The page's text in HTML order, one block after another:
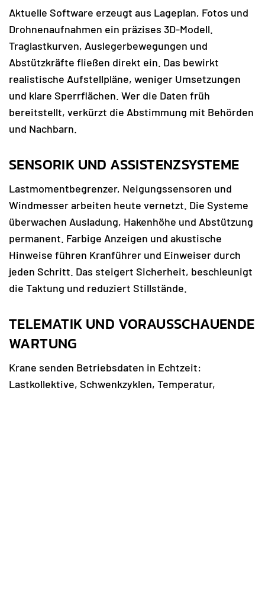
Aktuelle Software erzeugt aus Lageplan, Fotos und
Drohnenaufnahmen ein präzises 3D-Modell.
Traglastkurven, Auslegerbewegungen und
Abstützkräfte fließen direkt ein. Das bewirkt
realistische Aufstellpläne, weniger Umsetzungen
und klare Sperrflächen. Wer die Daten früh
bereitstellt, verkürzt die Abstimmung mit Behörden
und Nachbarn.
SENSORIK UND ASSISTENZSYSTEME
Lastmomentbegrenzer, Neigungssensoren und
Windmesser arbeiten heute vernetzt. Die Systeme
überwachen Ausladung, Hakenhöhe und Abstützung
permanent. Farbige Anzeigen und akustische
Hinweise führen Kranführer und Einweiser durch
jeden Schritt. Das steigert Sicherheit, beschleunigt
die Taktung und reduziert Stillstände.
TELEMATIK UND VORAUSSCHAUENDE
WARTUNG
Krane senden Betriebsdaten in Echtzeit:
Lastkollektive, Schwenkzyklen, Temperatur,